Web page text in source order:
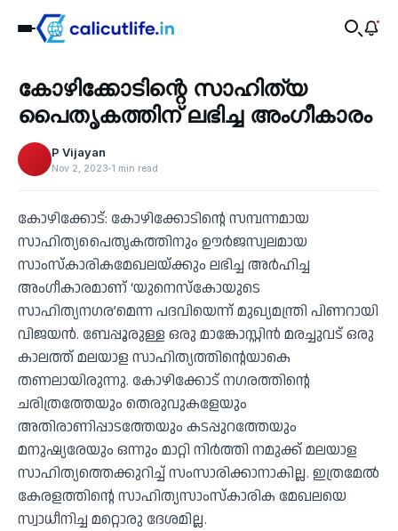
‹
Recent
കോഴിക്കോടിന്റെ സാഹിത്യ
പൈതൃകത്തിന് ലഭിച്ച അംഗീകാരം
P Vijayan
Nov 2, 2023 1 min read
കോഴിക്കോട്: കോഴിക്കോടിന്റെ സമ്പന്നമായ
സാഹിത്യപൈതൃകത്തിനും ഊർജസ്വലമായ
സാംസ്കാരികമേഖലയ്ക്കും ലഭിച്ച അർഹിച്ച
അംഗീകാരമാണ് ‘യുനെസ്കോയുടെ
സാഹിത്യനഗര’മെന്ന പദവിയെന്ന് മുഖ്യമന്ത്രി പിണറായി
വിജയൻ. ബേപ്പൂരുള്ള ഒരു മാങ്കോസ്റ്റിൻ മരച്ചുവട് ഒരു
കാലത്ത് മലയാള സാഹിത്യത്തിന്റെയാകെ
തണലായിരുന്നു. കോഴിക്കോട് നഗരത്തിന്റെ
ചരിത്രത്തേയും തെരുവുകളേയും
അതിരാണിപ്പാടത്തേയും കടപ്പുറത്തേയും
മനുഷ്യരേയും ഒന്നും മാറ്റി നിർത്തി നമുക്ക് മലയാള
സാഹിത്യത്തെക്കുറിച്ച് സംസാരിക്കാനാകില്ല. ഇത്രമേൽ
കേരളത്തിന്റെ സാഹിത്യസാംസ്കാരിക മേഖലയെ
സ്വാധീനിച്ച മറ്റൊരു ദേശമില്ല.